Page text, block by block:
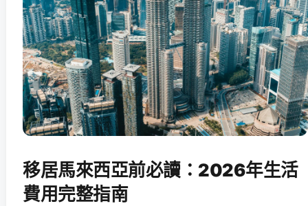
移居馬來西亞前必讀：2026年生活
費用完整指南